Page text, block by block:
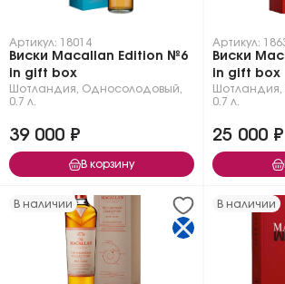
самая большая коллекция
односолодовых виски, когда-
либо выпущенная одной
винокурней.
Macallan можно по приятной
Артикул: 18014
Виски Macallan Edition №6
in gift box
Шотландия Односолодовый
0.7 л.
39 000 ₽
В корзину
Артикул:
Виски
in gift box
Шотландия
0.7 л.
25 000 ₽
В наличии В наличии